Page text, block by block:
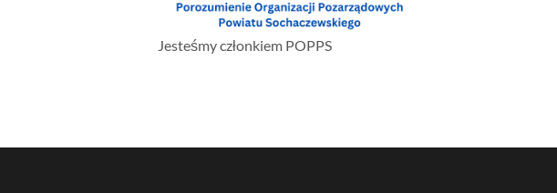
Jesteśmy członkiem POPPS